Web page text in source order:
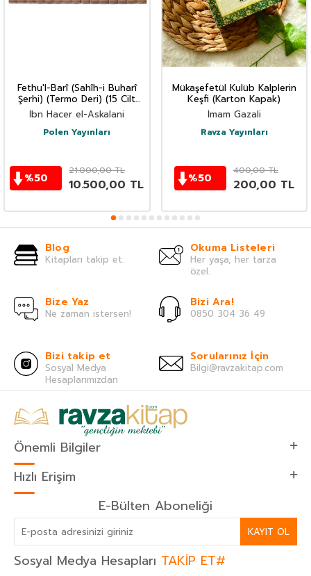
Fethu'l-Barî (Sahîh-i Buharî
Şerhi) (Termo Deri) (15 Cilt
Takım)
İbn Hacer el-Askalani
Polen Yayınları
%50
21.000,00TL
10.500,00 TL
Mükaşefetül Kulüb Kalplerin
Keşfi (Karton Kapak)
İmam Gazali
Ravza Yayınları
%50
400,00TL
200,00 TL
Blog
Kitapları takip et.
Okuma Listeleri
Her yaşa, her tarza
özel.
Bize Yaz
Ne zaman istersen!
Bizi Ara!
0850 304 36 49
Bizi takip et
Sosyal Medya
Hesaplarımızdan
Sorularınız İçin
Bilgi@ravzakitap.com
Önemli Bilgiler
Hızlı Erişim
E-Bülten Aboneliği
KAYIT OL
Sosyal Medya Hesapları TAKİP ET#